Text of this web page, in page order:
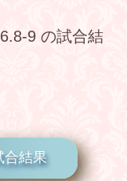
9 の試合結
合結果